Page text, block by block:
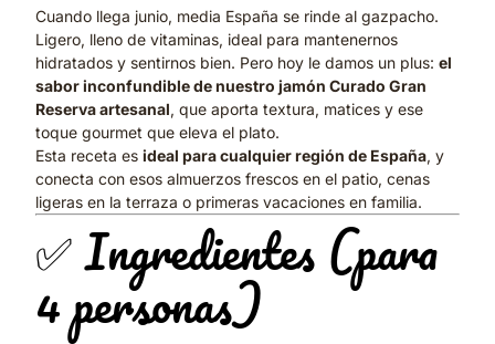
Cuando llega junio, media España se rinde al gazpacho.
Ligero, lleno de vitaminas, ideal para mantenernos
hidratados y sentirnos bien. Pero hoy le damos un plus:el
sabor inconfundible de nuestro jamón Curado Gran
Reserva artesanal, que aporta textura, matices y ese
toque gourmet que eleva el plato.
Esta receta esideal para cualquier región de España, y
conecta con esos almuerzos frescos en el patio, cenas
ligeras en la terraza o primeras vacaciones en familia.
✅ Ingredientes (para
4 personas)